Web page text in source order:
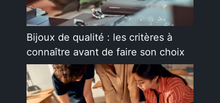
Bijoux de qualité : les critères à
connaître avant de faire son choix